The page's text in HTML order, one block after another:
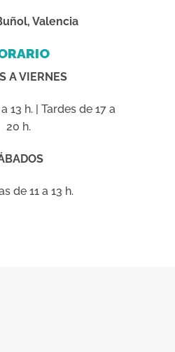
Valencia
A VIERNES
13 h. | Tardes de 17 a
20 h.
de 11 a 13 h.